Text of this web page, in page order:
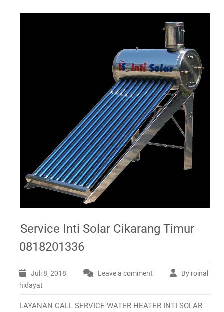
Service Inti Solar Cikarang Timur
0818201336
Juli 8, 2018 Leave a comment
By roinal
hidayat
LAYANAN CALL SERVICE WATER HEATER INTI SOLAR